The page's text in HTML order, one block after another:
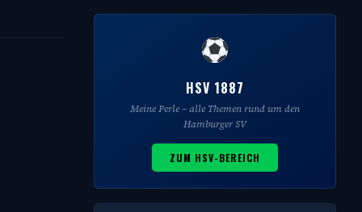
HSV 1887
Meine Perle – alle Themen rund um den
Hamburger SV
ZUM HSV-BEREICH